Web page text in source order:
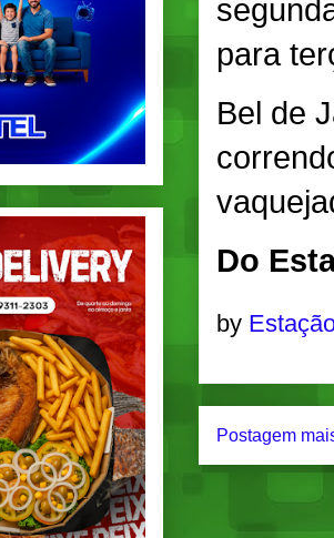
para
Bel de
Do
by
Postagem